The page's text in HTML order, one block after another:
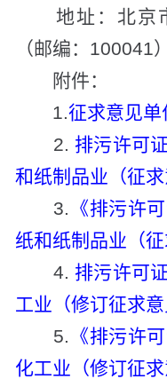
地址：北京市
（邮编：100041）
附件：
1.征求意见单
2. 排污许可
和纸制品业（征求
3. 《排污许
纸和纸制品业（
4. 排污许可
工业（修订征求意
5. 《排污许
化工业（修订征